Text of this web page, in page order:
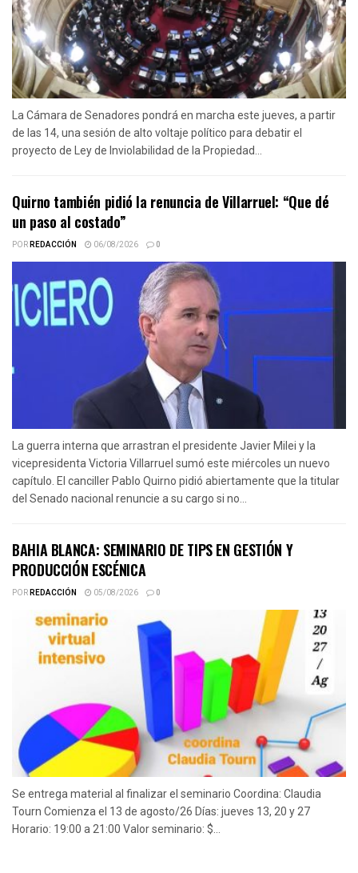
La Cámara de Senadores pondrá en marcha este jueves, a partir
de las 14, una sesión de alto voltaje político para debatir el
proyecto de Ley de Inviolabilidad de la Propiedad...
Quirno también pidió la renuncia de Villarruel: “Que dé
un paso al costado”
PORREDACCIÓN 06/08/2026 0
La guerra interna que arrastran el presidente Javier Milei y la
vicepresidenta Victoria Villarruel sumó este miércoles un nuevo
capítulo. El canciller Pablo Quirno pidió abiertamente que la titular
del Senado nacional renuncie a su cargo si no...
BAHIA BLANCA: SEMINARIO DE TIPS EN GESTIÓN Y
PRODUCCIÓN ESCÉNICA
PORREDACCIÓN 05/08/2026 0
Se entrega material al finalizar el seminario Coordina: Claudia
Tourn Comienza el 13 de agosto/26 Días: jueves 13, 20 y 27
Horario: 19:00 a 21:00 Valor seminario: $...